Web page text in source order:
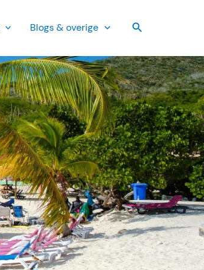
Blogs & overige Zoeken